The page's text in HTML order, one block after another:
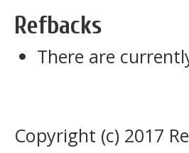
Refbacks
There are
Copyright (c) 2017